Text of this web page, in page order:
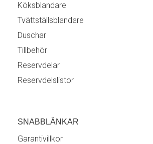
Köksblandare
Tvättställsblandare
Duschar
Tillbehör
Reservdelar
Reservdelslistor
SNABBLÄNKAR
Garantivillkor